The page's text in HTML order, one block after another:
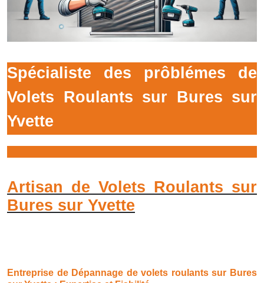
Spécialiste des prôblémes de
Volets Roulants sur Bures sur
Yvette
Artisan de Volets Roulants sur
Bures sur Yvette
Entreprise de Dépannage de volets roulants sur Bures